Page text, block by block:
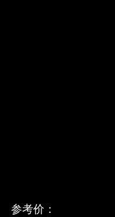
参考价：